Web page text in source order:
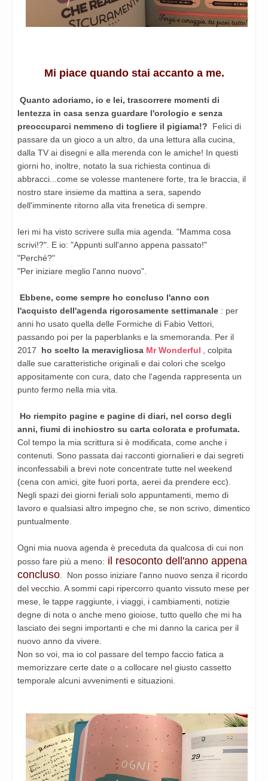
Mi piace quando stai accanto a me.
Quanto adoriamo, io e lei, trascorrere momenti di
lentezza in casa senza guardare l'orologio e senza
preoccuparci nemmeno di togliere il pigiama!?
Felici di
passare da un gioco a un altro, da una lettura alla cucina,
dalla TV ai disegni e alla merenda con le amiche! In questi
giorni ho, inoltre, notato la sua richiesta continua di
abbracci...come se volesse mantenere forte, tra le braccia, il
nostro stare insieme da mattina a sera, sapendo
dell'imminente ritorno alla vita frenetica di sempre.
Ieri mi ha visto scrivere sulla mia agenda. "Mamma cosa
scrivi!?". E io: "Appunti sull'anno appena passato!"
"Perché?"
"Per iniziare meglio l'anno nuovo".
Ebbene, come sempre ho concluso l'anno con
l'acquisto dell'agenda rigorosamente settimanale : per
anni ho usato quella delle Formiche di Fabio Vettori,
passando poi per la paperblanks e la smemoranda. Per il
2017
ho scelto la meravigliosa Mr Wonderful
, colpita
dalle sue caratteristiche originali e dai colori che scelgo
appositamente con cura, dato che l'agenda rappresenta un
punto fermo nella mia vita.
Ho riempito pagine e pagine di diari, nel corso degli
anni, fiumi di inchiostro su carta colorata e profumata.
Col tempo la mia scrittura si è modificata, come anche i
contenuti. Sono passata dai racconti giornalieri e dai segreti
inconfessabili a brevi note concentrate tutte nel weekend
(cena con amici, gite fuori porta, aerei da prendere ecc).
Negli spazi dei giorni feriali solo appuntamenti, memo di
lavoro e qualsiasi altro impegno che, se non scrivo, dimentico
puntualmente.
Ogni mia nuova agenda è preceduta da qualcosa di cui non
posso fare più a meno: il resoconto dell'anno appena
concluso . Non posso iniziare l'anno nuovo senza il ricordo
del vecchio. A sommi capi ripercorro quanto vissuto mese per
mese, le tappe raggiunte, i viaggi, i cambiamenti, notizie
degne di nota o anche meno gioiose, tutto quello che mi ha
lasciato dei segni importanti e che mi danno la carica per il
nuovo anno da vivere.
Non so voi, ma io col passare del tempo faccio fatica a
memorizzare certe date o a collocare nel giusto cassetto
temporale alcuni avvenimenti e situazioni.